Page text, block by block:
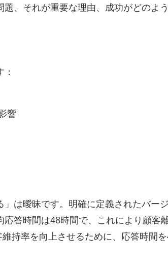
、それが重要な理由、成功がどのよ
響
は曖昧です。明確に定義されたバー
答時間は48時間で、これにより顧客
持率を向上させるために、応答時間